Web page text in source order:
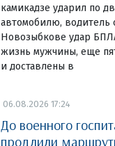
камикадзе ударил по
автомобилю, водитель
Новозыбкове удар
жизнь мужчины, еще
и доставлены в
06.08.2026 17:24
До военного
продлили